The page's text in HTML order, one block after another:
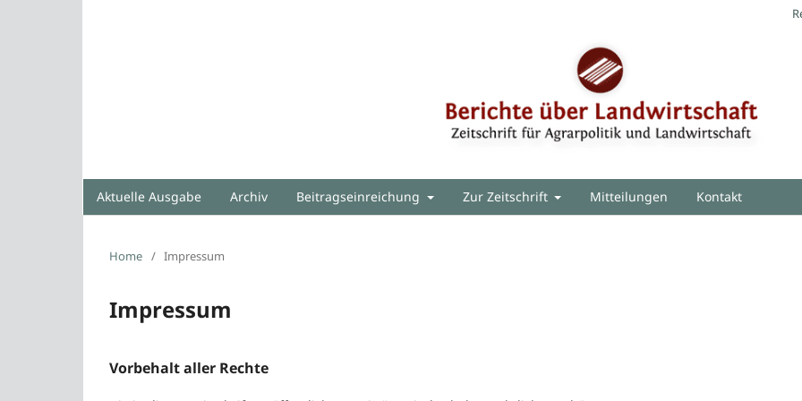
Aktuelle Ausgabe Archiv Beitragseinreichung Zur Zeitschrift Mitteilungen Kontakt
Home / Impressum
Impressum
Vorbehalt aller Rechte